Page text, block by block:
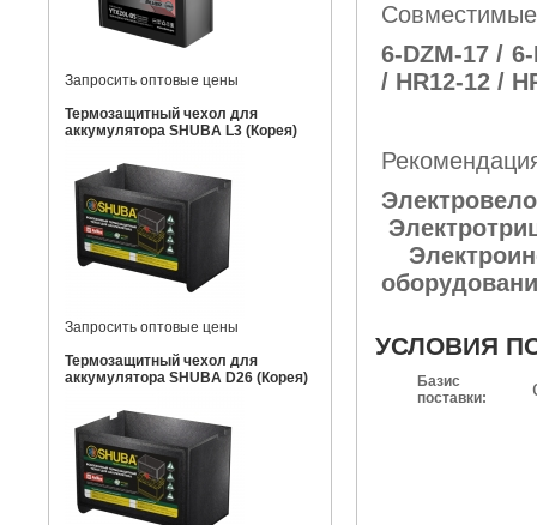
Запросить оптовые цены
Термозащитный чехол для
аккумулятора SHUBA L3 (Корея)
Запросить оптовые цены
Термозащитный чехол для
аккумулятора SHUBA D26 (Корея)
6-DZM-17 /
/ HR12-12 /
УСЛОВИЯ
Базис
поставки: